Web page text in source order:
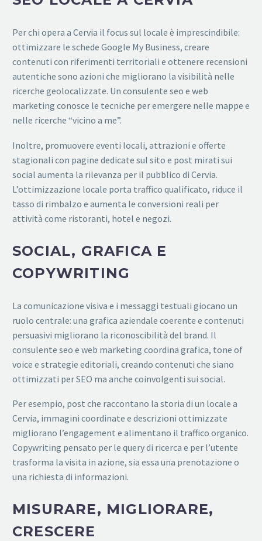
Per chi opera a Cervia il focus sul locale è imprescindibile:
ottimizzare le schede Google My Business, creare
contenuti con riferimenti territoriali e ottenere recensioni
autentiche sono azioni che migliorano la visibilità nelle
ricerche geolocalizzate. Un consulente seo e web
marketing conosce le tecniche per emergere nelle mappe e
nelle ricerche “vicino a me”.
Inoltre, promuovere eventi locali, attrazioni e offerte
stagionali con pagine dedicate sul sito e post mirati sui
social aumenta la rilevanza per il pubblico di Cervia.
L’ottimizzazione locale porta traffico qualificato, riduce il
tasso di rimbalzo e aumenta le conversioni reali per
attività come ristoranti, hotel e negozi.
SOCIAL, GRAFICA E
COPYWRITING
La comunicazione visiva e i messaggi testuali giocano un
ruolo centrale: una grafica aziendale coerente e contenuti
persuasivi migliorano la riconoscibilità del brand. Il
consulente seo e web marketing coordina grafica, tone of
voice e strategie editoriali, creando contenuti che siano
ottimizzati per SEO ma anche coinvolgenti sui social.
Per esempio, post che raccontano la storia di un locale a
Cervia, immagini coordinate e descrizioni ottimizzate
migliorano l’engagement e alimentano il traffico organico.
Copywriting pensato per le query di ricerca e per l’utente
trasforma la visita in azione, sia essa una prenotazione o
una richiesta di informazioni.
MISURARE, MIGLIORARE,
CRESCERE